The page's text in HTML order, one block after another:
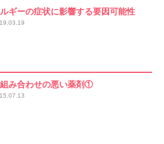
ギーの症状に影響する要因可能性
み合わせの悪い薬剤①